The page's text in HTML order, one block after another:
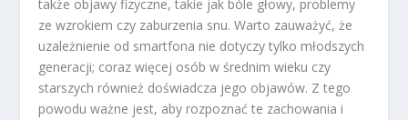
także objawy fizyczne, takie jak bóle głowy, problemy
ze wzrokiem czy zaburzenia snu. Warto zauważyć, że
uzależnienie od smartfona nie dotyczy tylko młodszych
generacji; coraz więcej osób w średnim wieku czy
starszych również doświadcza jego objawów. Z tego
powodu ważne jest, aby rozpoznać te zachowania i